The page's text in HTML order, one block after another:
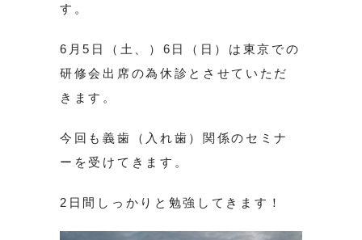
す。
6月5日（土、）6日（日）は東京での
研修会出席の為休診とさせていただ
きます。
今回も義歯（入れ歯）関係のセミナ
ーを受けてきます。
2日間しっかりと勉強してきます！